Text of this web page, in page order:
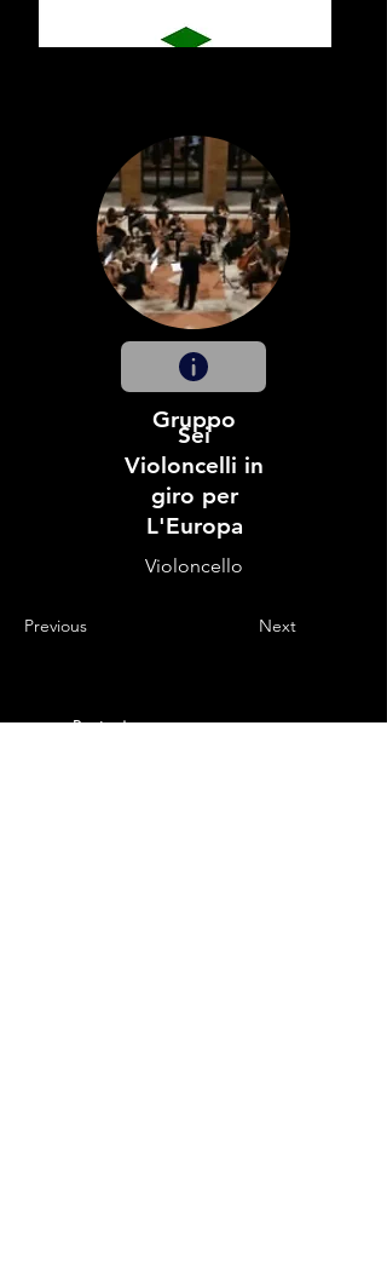
Sei
Violoncelli in
giro per
L'Europa
Gruppo
Violoncello
Previous Next
Partecipano